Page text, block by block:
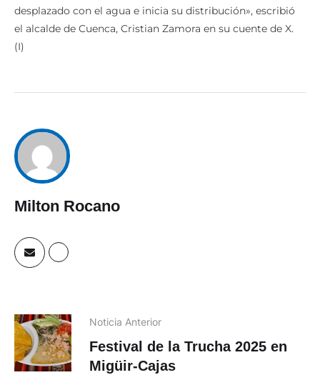
desplazado con el agua e inicia su distribución», escribió
el alcalde de Cuenca, Cristian Zamora en su cuente de X.
(I)
Milton Rocano
Noticia Anterior
Festival de la Trucha 2025 en
Migüir-Cajas